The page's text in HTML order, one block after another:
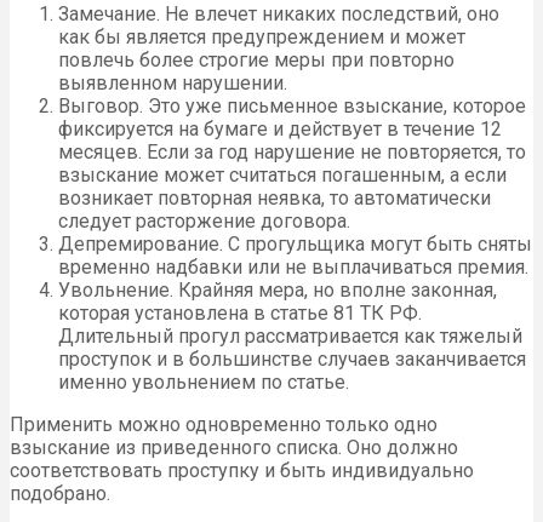
Замечание. Не влечет никаких последствий, оно
как бы является предупреждением и может
повлечь более строгие меры при повторно
выявленном нарушении.
Выговор. Это уже письменное взыскание, которое
фиксируется на бумаге и действует в течение 12
месяцев. Если за год нарушение не повторяется, то
взыскание может считаться погашенным, а если
возникает повторная неявка, то автоматически
следует расторжение договора.
Депремирование. С прогульщика могут быть сняты
временно надбавки или не выплачиваться премия.
Увольнение. Крайняя мера, но вполне законная,
которая установлена в статье 81 ТК РФ.
Длительный прогул рассматривается как тяжелый
проступок и в большинстве случаев заканчивается
именно увольнением по статье.
Применить можно одновременно только одно
взыскание из приведенного списка. Оно должно
соответствовать проступку и быть индивидуально
подобрано.